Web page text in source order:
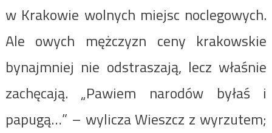
w Krakowie wolnych miejsc noclegowych.
Ale owych mężczyzn ceny krakowskie
bynajmniej nie odstraszają, lecz właśnie
zachęcają. „Pawiem narodów byłaś i
papugą…” – wylicza Wieszcz z wyrzutem;